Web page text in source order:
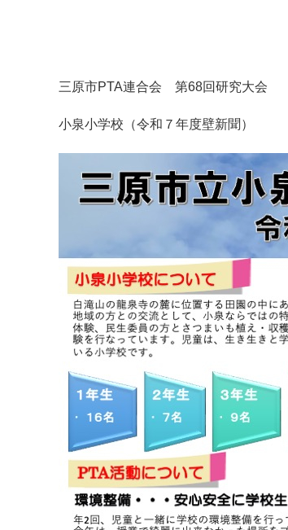
三原市PTA連合会 第68回研究大会
小泉小学校（令和７年度壁新聞）